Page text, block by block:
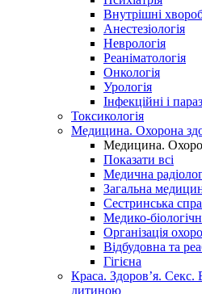
Внутрішні
Анестезіологія
Неврологія
Реаніматологія
Онкологія
Урологія
Інфекційні і
Токсикологія
Медицина. Охорона
Медицина.
Показати всі
Медична
Загальна
Сестринська
Медико-
Організація
Відбудовна та
Гігієна
Краса. Здоров’я. Секс.
дитиною